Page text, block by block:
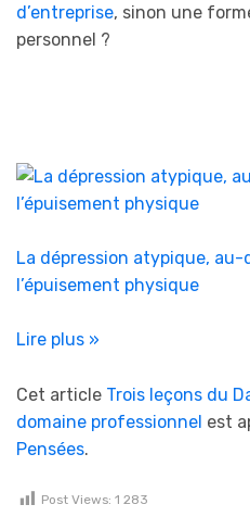
d’entreprise, sinon une
personnel ?
La dépression atypique,
l’épuisement physique
Lire plus »
Cet article Trois leçons du
domaine professionnel est
Pensées.
Post Views: 1 283